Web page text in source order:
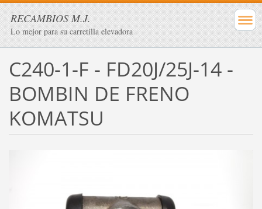
RECAMBIOS M.J.
Lo mejor para su carretilla elevadora
C240-1-F - FD20J/25J-14 -
BOMBIN DE FRENO
KOMATSU